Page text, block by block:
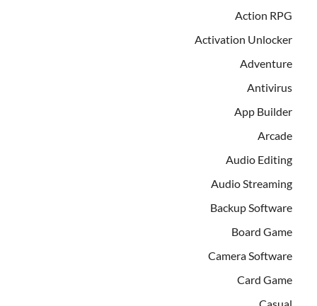
Action RPG
Activation Unlocker
Adventure
Antivirus
App Builder
Arcade
Audio Editing
Audio Streaming
Backup Software
Board Game
Camera Software
Card Game